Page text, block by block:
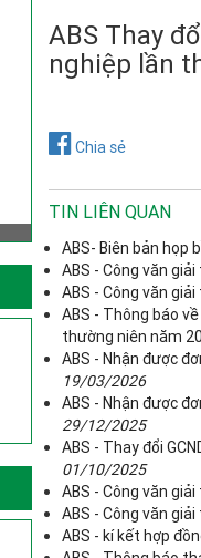
ABS Thay
nghiệp lần
Chia sẻ
TIN LIÊN QUAN
ABS- Biên bản họp
ABS - Công văn
ABS - Công văn
ABS - Thông báo
thường niên năm
ABS - Nhận được
19/03/2026
ABS - Nhận được
29/12/2025
ABS - Thay đổi
01/10/2025
ABS - Công văn
ABS - Công văn
ABS - kí kết hợp